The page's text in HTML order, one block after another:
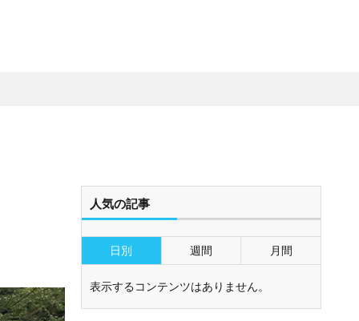
人気の記事
日別 週間 月間
表示するコンテンツはありません。